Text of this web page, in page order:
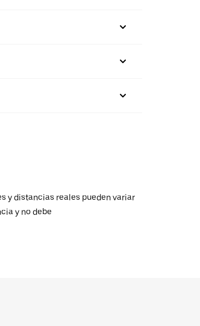
y distancias reales pueden variar
y no debe